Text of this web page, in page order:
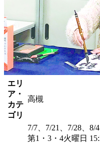
エリ
ア・
カテ
ゴリ
高槻
7/7、7/21、7/28、8/
第1・3・4火曜日